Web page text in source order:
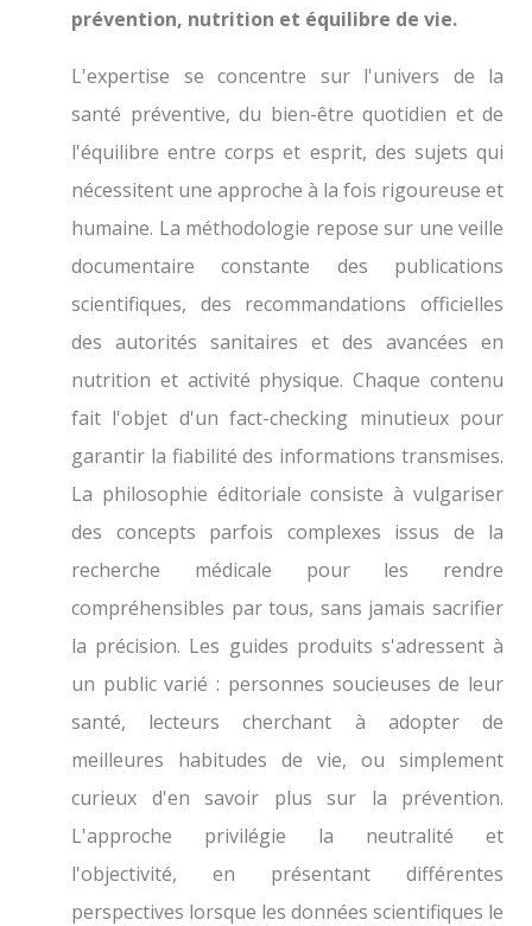
prévention, nutrition et équilibre de vie.
L'expertise se concentre sur l'univers de la
santé préventive, du bien-être quotidien et de
l'équilibre entre corps et esprit, des sujets qui
nécessitent une approche à la fois rigoureuse et
humaine. La méthodologie repose sur une veille
documentaire constante des publications
scientifiques, des recommandations officielles
des autorités sanitaires et des avancées en
nutrition et activité physique. Chaque contenu
fait l'objet d'un fact-checking minutieux pour
garantir la fiabilité des informations transmises.
La philosophie éditoriale consiste à vulgariser
des concepts parfois complexes issus de la
recherche médicale pour les rendre
compréhensibles par tous, sans jamais sacrifier
la précision. Les guides produits s'adressent à
un public varié : personnes soucieuses de leur
santé, lecteurs cherchant à adopter de
meilleures habitudes de vie, ou simplement
curieux d'en savoir plus sur la prévention.
L'approche privilégie la neutralité et
l'objectivité, en présentant différentes
perspectives lorsque les données scientifiques le